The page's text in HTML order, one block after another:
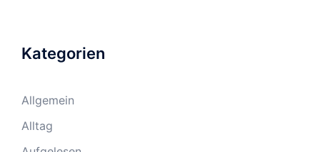
Kategorien
Allgemein
Alltag